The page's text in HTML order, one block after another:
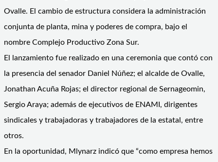
Ovalle. El cambio de estructura considera la administración
conjunta de planta, mina y poderes de compra, bajo el
nombre Complejo Productivo Zona Sur.
El lanzamiento fue realizado en una ceremonia que contó con
la presencia del senador Daniel Núñez; el alcalde de Ovalle,
Jonathan Acuña Rojas; el director regional de Sernageomin,
Sergio Araya; además de ejecutivos de ENAMI, dirigentes
sindicales y trabajadoras y trabajadores de la estatal, entre
otros.
En la oportunidad, Mlynarz indicó que “como empresa hemos